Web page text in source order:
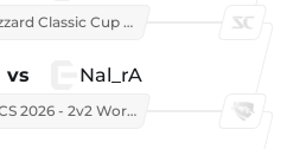
Blizzard Classic Cup 2026
vs Nal_rA
RLCS 2026 - 2v2 World Championship